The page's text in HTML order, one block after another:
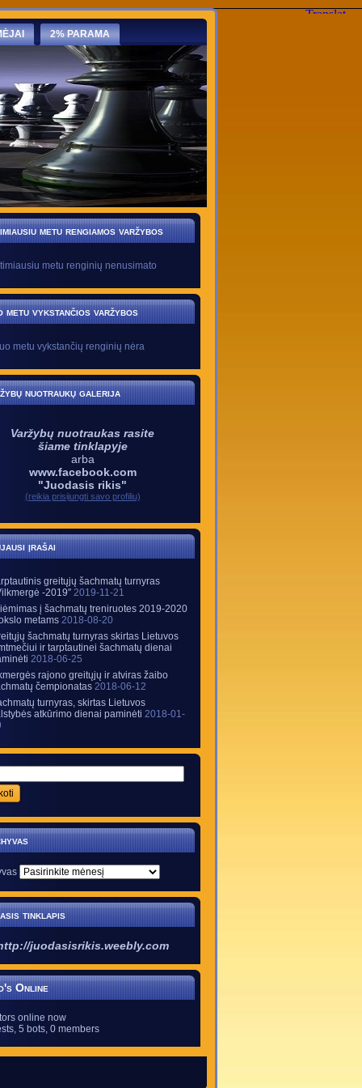
2% PARAMA
metu rengiamos varžybos
metu renginių nenusimato
metu vykstančios varžybos
metu vykstančių renginių nėra
nuotraukų galerija
Varžybų nuotraukas rasite
šiame tinklapyje
arba
www.facebook.com
"Juodasis rikis"
(reikia prisijungti savo profiliu)
įrašai
greitųjų šachmatų turnyras
-2019″ 2019-11-21
į šachmatų treniruotes 2019-2020
metams 2018-08-20
šachmatų turnyras skirtas Lietuvos
ir tarptautinei šachmatų dienai
2018-06-25
rajono greitųjų ir atviras žaibo
čempionatas 2018-06-12
turnyras, skirtas Lietuvos
atkūrimo dienai paminėti 2018-01-
tinklapis
juodasisrikis.weebly.com
Online
online now
5 bots, 0 members